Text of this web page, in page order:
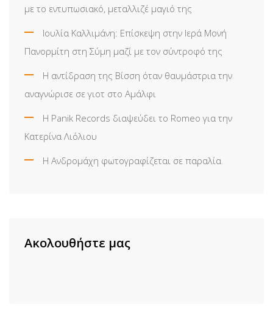
με το εντυπωσιακό, μεταλλιζέ μαγιό της
Ιουλία Καλλιμάνη: Επίσκεψη στην Ιερά Μονή
Πανορμίτη στη Σύμη μαζί με τον σύντροφό της
Η αντίδραση της Βίσση όταν θαυμάστρια την
αναγνώρισε σε γιοτ στο Αμάλφι
Η Panik Records διαψεύδει το Romeo για την
Κατερίνα Λιόλιου
Η Ανδρομάχη φωτογραφίζεται σε παραλία
Ακολουθήστε μας